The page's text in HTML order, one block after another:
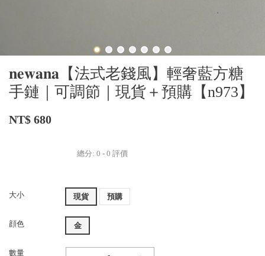
𝐧𝐞𝐰𝐚𝐧𝐚【法式老錢風】輕奢藍方糖
手鏈｜可調節｜現貨＋預購【n973】
NT$ 680
總分: 0 - 0 評價
大小 現貨 預購
顔色 金
數量